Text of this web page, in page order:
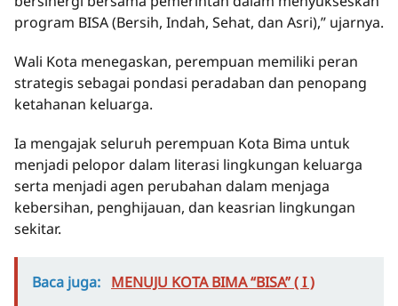
program BISA (Bersih, Indah, Sehat, dan Asri),” ujarnya.
Wali Kota menegaskan, perempuan memiliki peran
strategis sebagai pondasi peradaban dan penopang
ketahanan keluarga.
Ia mengajak seluruh perempuan Kota Bima untuk
menjadi pelopor dalam literasi lingkungan keluarga
serta menjadi agen perubahan dalam menjaga
kebersihan, penghijauan, dan keasrian lingkungan
sekitar.
Baca juga: MENUJU KOTA BIMA “BISA” ( I )